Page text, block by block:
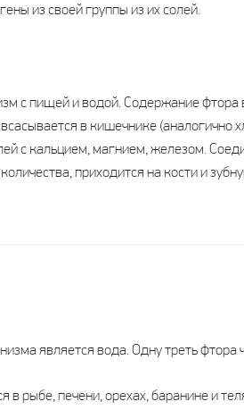
из своей группы из их солей.
с пищей и водой. Содержание фтора
в кишечнике
с кальцием, магнием, железом.
приходится на кости и
является вода. Одну треть фтора
в рыбе, печени, орехах, баранине и